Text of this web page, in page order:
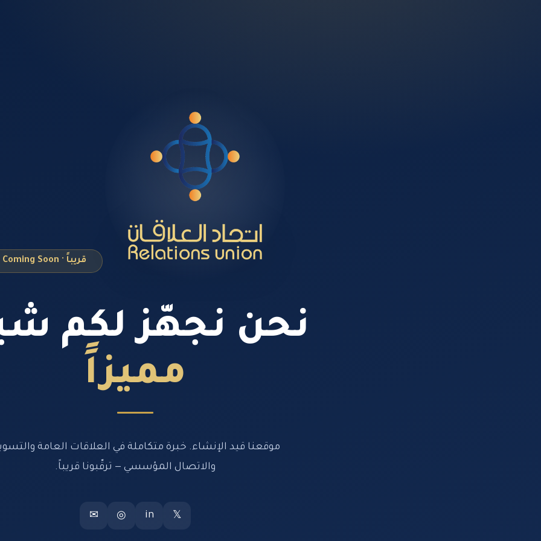
قريباً · Coming Soon
نحن نجهّز لكم
مميزاً
موقعنا قيد الإنشاء. خبرة متكاملة في العلاقات العامة
والاتصال المؤسسي — ترقّبونا قريباً.
𝕏
in
◎
✉